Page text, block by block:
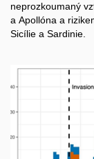
neprozkoumaný
a Apollóna a
Sicílie a Sardinie.